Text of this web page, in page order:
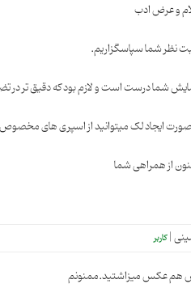
و عرض ادب
نظر شما سپاسگزاریم.
شما درست است و لازم بود که دقیق تر
ایجاد لک میتوانید از اسپری های مخصوص
از همراهی شما
|کاربر
هم عکس میزاشتید.ممنونم